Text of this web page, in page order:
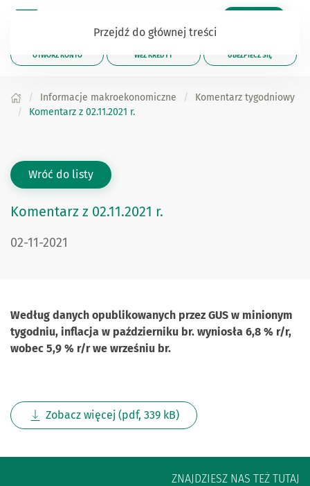
Przejdź do głównej treści
OTWÓRZ KONTO WEŹ KREDYT UBEZPIECZ SIĘ
Informacje makroekonomiczne
Komentarz tygodniowy
Komentarz z 02.11.2021 r.
Wróć do listy
Komentarz z 02.11.2021 r.
02-11-2021
Według danych opublikowanych przez GUS w minionym
tygodniu, inflacja w październiku br. wyniosła 6,8 % r/r,
wobec 5,9 % r/r we wrześniu br.
Zobacz więcej (pdf, 339 kB)
ZNAJDZIESZ NAS TEŻ TUTAJ